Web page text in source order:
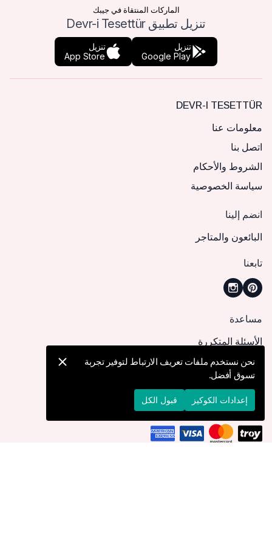
الماركات المنتقاة في جيبك
تنزيل تطبيق Devr-i Tesettür
تنزيل
Google Play
تنزيل
App Store
DEVR-I TESETTÜR
معلومات عنا
اتصل بنا
الشروط والأحكام
سياسة الخصوصية
انضم إلينا
البائعون والمتاجر
تابعنا
مساعدة
الأسئلة المتكررة
كيف يمكنني تقديم طلب؟
الشحن والتوصيل
الإرجاع والإلغاء
نحن نستخدم ملفات تعريف الارتباط لتوفير تجربة
تسوق أفضل.
إعدادات الكوكيز قبول الكل